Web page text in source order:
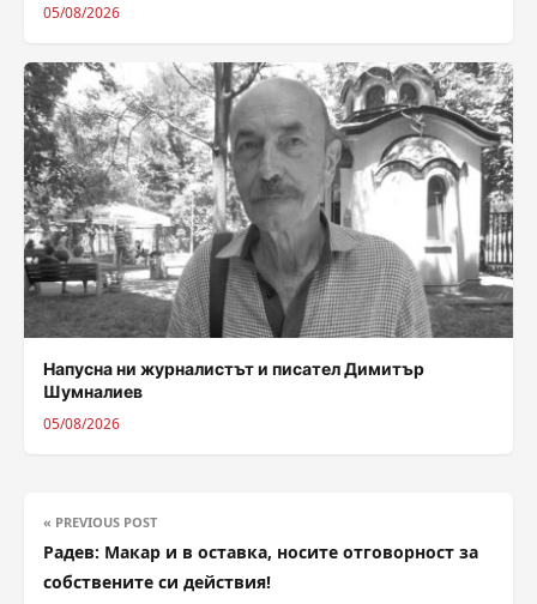
05/08/2026
Напусна ни журналистът и писател Димитър
Шумналиев
05/08/2026
« PREVIOUS POST
Радев: Макар и в оставка, носите отговорност за
собствените си действия!